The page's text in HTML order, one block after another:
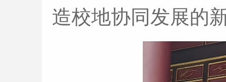
造校地协同发展的